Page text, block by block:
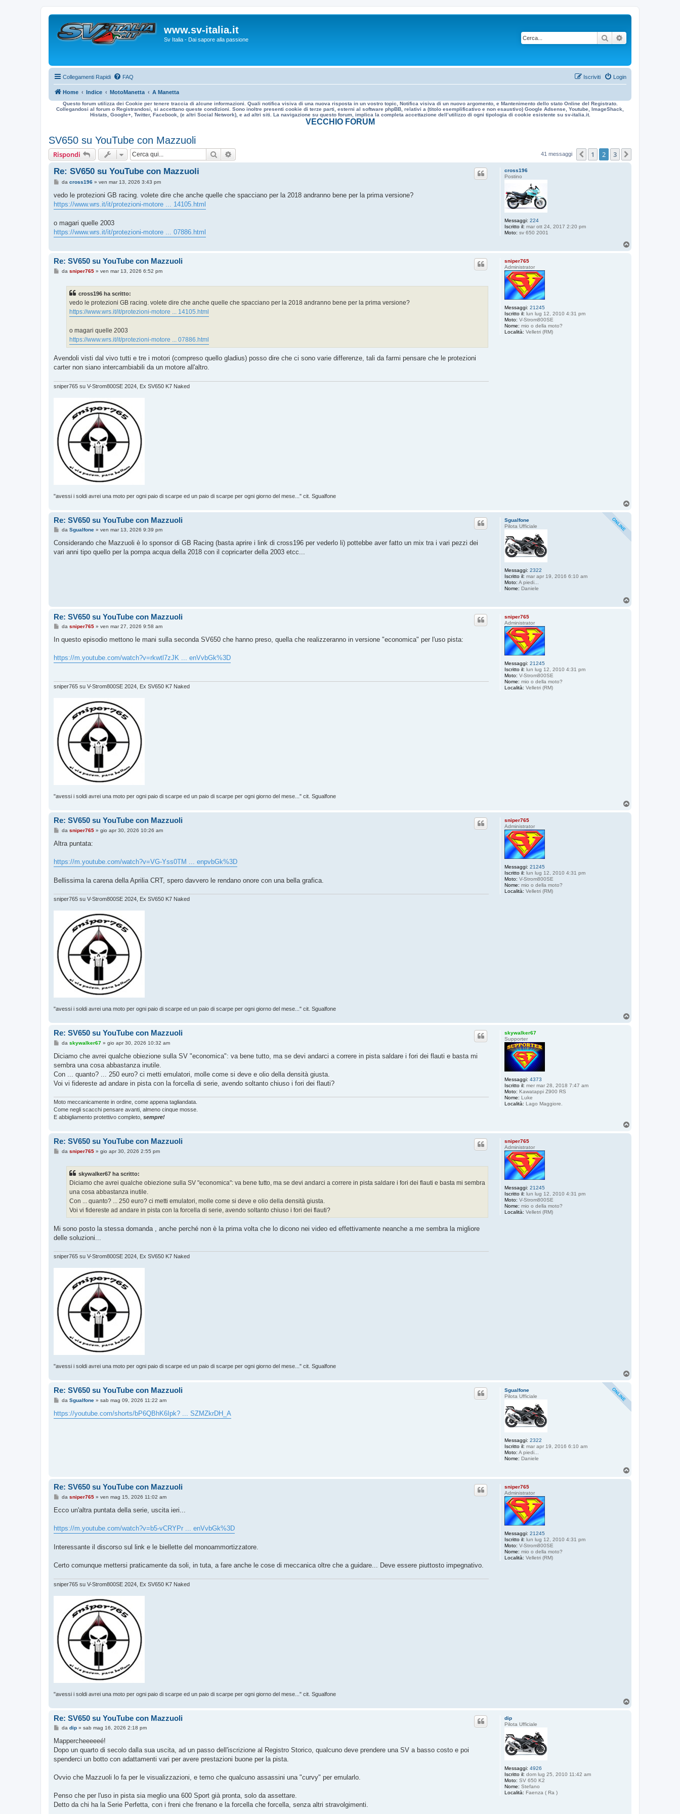
www.sv-italia.it
Sv Italia - Dai sapore alla passione Cerca
Collegamenti Rapidi FAQ Login
Iscriviti
Home Indice MotoManetta A Manetta
Questo forum utilizza dei Cookie per tenere traccia di alcune informazioni. Quali notifica visiva di una nuova risposta in un vostro topic, Notifica visiva di un nuovo argomento, e Mantenimento dello stato Online del Registrato.
Collegandosi al forum o Registrandosi, si accettano queste condizioni. Sono inoltre presenti cookie di terze parti, esterni al software phpBB, relativi a (titolo esemplificativo e non esaustivo) Google Adsense, Youtube, ImageShack,
Histats, Google+, Twitter, Facebook, (e altri Social Network), e ad altri siti. La navigazione su questo forum, implica la completa accettazione dell’utilizzo di ogni tipologia di cookie esistente su sv-italia.it.
VECCHIO FORUM
SV650 su YouTube con Mazzuoli
Rispondi Cerca 41 messaggi Precedente
1 2 3
cross196
Postino
Messaggi: 224
Iscritto il: mar ott 24, 2017 2:20 pm
Moto: sv 650 2001
Re: SV650 su YouTube con Mazzuoli
M
s
a
i
o
da cross196» ven mar 13, 2026 3:43 pm
vedo le protezioni GB racing. volete dire che anche quelle che spacciano per la 2018 andranno bene per la prima versione?
https://www.wrs.it/it/protezioni-motore ... 14105.html
o magari quelle 2003
https://www.wrs.it/it/protezioni-motore ... 07886.html
sniper765
Administrator
Messaggi: 21245
Iscritto il: lun lug 12, 2010 4:31 pm
Moto: V-Strom800SE
Nome: mio o della moto?
Località: Velletri (RM)
Re: SV650 su YouTube con Mazzuoli
Mda sniper765» ven mar 13, 2026 6:52 pm
cross196 ha scritto:
vedo le protezioni GB racing. volete dire che anche quelle che spacciano per la 2018 andranno bene per la prima versione?
https://www.wrs.it/it/protezioni-motore ... 14105.html
o magari quelle 2003
https://www.wrs.it/it/protezioni-motore ... 07886.html
Avendoli visti dal vivo tutti e tre i motori (compreso quello gladius) posso dire che ci sono varie differenze, tali da farmi pensare che le protezioni
carter non siano intercambiabili da un motore all'altro.
sniper765 su V-Strom800SE 2024, Ex SV650 K7 Naked
"avessi i soldi avrei una moto per ogni paio di scarpe ed un paio di scarpe per ogni giorno del mese..." cit. Sgualfone
Sgualfone
Pilota Ufficiale
Messaggi: 2322
Iscritto il: mar apr 19, 2016 6:10 am
Moto: A piedi...
Nome: Daniele
Re: SV650 su YouTube con Mazzuoli
M
s
a
da Sgualfone» ven mar 13, 2026 9:39 pm
Considerando che Mazzuoli è lo sponsor di GB Racing (basta aprire i link di cross196 per vederlo li) pottebbe aver fatto un mix tra i vari pezzi dei
vari anni tipo quello per la pompa acqua della 2018 con il copricarter della 2003 etcc...
sniper765
Administrator
Messaggi: 21245
Iscritto il: lun lug 12, 2010 4:31 pm
Moto: V-Strom800SE
Nome: mio o della moto?
Località: Velletri (RM)
Re: SV650 su YouTube con Mazzuoli
M
s
g
g
da sniper765» ven mar 27, 2026 9:58 am
In questo episodio mettono le mani sulla seconda SV650 che hanno preso, quella che realizzeranno in versione "economica" per l'uso pista:
https://m.youtube.com/watch?v=rkwtl7zJK ... enVvbGk%3D
sniper765 su V-Strom800SE 2024, Ex SV650 K7 Naked
"avessi i soldi avrei una moto per ogni paio di scarpe ed un paio di scarpe per ogni giorno del mese..." cit. Sgualfone
sniper765
Administrator
Messaggi: 21245
Iscritto il: lun lug 12, 2010 4:31 pm
Moto: V-Strom800SE
Nome: mio o della moto?
Località: Velletri (RM)
Re: SV650 su YouTube con Mazzuoli
M
s
g
g
o
da sniper765» gio apr 30, 2026 10:26 am
Altra puntata:
https://m.youtube.com/watch?v=VG-Yss0TM ... enpvbGk%3D
Bellissima la carena della Aprilia CRT, spero davvero le rendano onore con una bella grafica.
sniper765 su V-Strom800SE 2024, Ex SV650 K7 Naked
"avessi i soldi avrei una moto per ogni paio di scarpe ed un paio di scarpe per ogni giorno del mese..." cit. Sgualfone
skywalker67
Supporter
Messaggi: 4373
Iscritto il: mer mar 28, 2018 7:47 am
Moto: Kawatappi Z900 RS
Nome: Luke
Località: Lago Maggiore.
Re: SV650 su YouTube con Mazzuoli
M
s
a
g
i
da skywalker67» gio apr 30, 2026 10:32 am
Diciamo che avrei qualche obiezione sulla SV "economica": va bene tutto, ma se devi andarci a correre in pista saldare i fori dei flauti e basta mi
sembra una cosa abbastanza inutile.
Con ... quanto? ... 250 euro? ci metti emulatori, molle come si deve e olio della densità giusta.
Voi vi fidereste ad andare in pista con la forcella di serie, avendo soltanto chiuso i fori dei flauti?
Moto meccanicamente in ordine, come appena tagliandata.
Come negli scacchi pensare avanti, almeno cinque mosse.
E abbigliamento protettivo completo, sempre!
sniper765
Administrator
Messaggi: 21245
Iscritto il: lun lug 12, 2010 4:31 pm
Moto: V-Strom800SE
Nome: mio o della moto?
Località: Velletri (RM)
Re: SV650 su YouTube con Mazzuoli
Mda sniper765» gio apr 30, 2026 2:55 pm
skywalker67 ha scritto:
Diciamo che avrei qualche obiezione sulla SV "economica": va bene tutto, ma se devi andarci a correre in pista saldare i fori dei flauti e basta mi sembra
una cosa abbastanza inutile.
Con ... quanto? ... 250 euro? ci metti emulatori, molle come si deve e olio della densità giusta.
Voi vi fidereste ad andare in pista con la forcella di serie, avendo soltanto chiuso i fori dei flauti?
Mi sono posto la stessa domanda , anche perché non è la prima volta che lo dicono nei video ed effettivamente neanche a me sembra la migliore
delle soluzioni...
sniper765 su V-Strom800SE 2024, Ex SV650 K7 Naked
"avessi i soldi avrei una moto per ogni paio di scarpe ed un paio di scarpe per ogni giorno del mese..." cit. Sgualfone
Sgualfone
Pilota Ufficiale
Messaggi: 2322
Iscritto il: mar apr 19, 2016 6:10 am
Moto: A piedi...
Nome: Daniele
Re: SV650 su YouTube con Mazzuoli
M
s
s
da Sgualfone» sab mag 09, 2026 11:22 am
https://youtube.com/shorts/bP6QBhK6Ipk? ... SZMZkrDH_A
sniper765
Administrator
Messaggi: 21245
Iscritto il: lun lug 12, 2010 4:31 pm
Moto: V-Strom800SE
Nome: mio o della moto?
Località: Velletri (RM)
Re: SV650 su YouTube con Mazzuoli
M
s
g
g
o
da sniper765» ven mag 15, 2026 11:02 am
Ecco un'altra puntata della serie, uscita ieri...
https://m.youtube.com/watch?v=b5-vCRYPr ... enVvbGk%3D
Interessante il discorso sul link e le biellette del monoammortizzatore.
Certo comunque mettersi praticamente da soli, in tuta, a fare anche le cose di meccanica oltre che a guidare... Deve essere piuttosto impegnativo.
sniper765 su V-Strom800SE 2024, Ex SV650 K7 Naked
"avessi i soldi avrei una moto per ogni paio di scarpe ed un paio di scarpe per ogni giorno del mese..." cit. Sgualfone
dip
Pilota Ufficiale
Messaggi: 4926
Iscritto il: dom lug 25, 2010 11:42 am
Moto: SV 650 K2
Nome: Stefano
Località: Faenza ( Ra )
Re: SV650 su YouTube con Mazzuoli
M
s
a
g
o
da dip» sab mag 16, 2026 2:18 pm
Mappercheeeeeé!
Dopo un quarto di secolo dalla sua uscita, ad un passo dell'iscrizione al Registro Storico, qualcuno deve prendere una SV a basso costo e poi
spenderci un botto con adattamenti vari per avere prestazioni buone per la pista.
Ovvio che Mazzuoli lo fa per le visualizzazioni, e temo che qualcuno assassini una "curvy" per emularlo.
Penso che per l'uso in pista sia meglio una 600 Sport già pronta, solo da assettare.
Detto da chi ha la Serie Perfetta, con i freni che frenano e la forcella che forcella, senza altri stravolgimenti.